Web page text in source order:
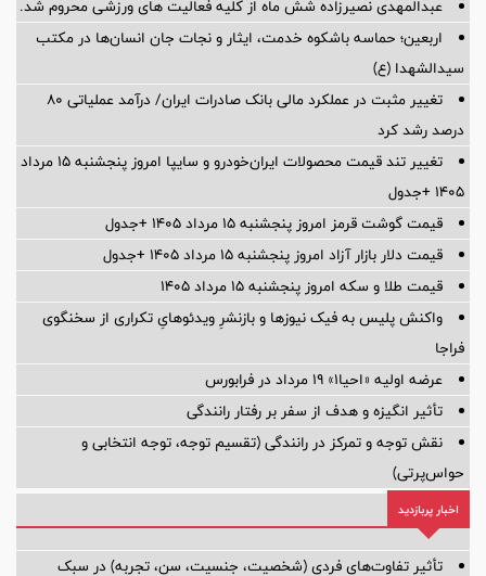
عبدالمهدی نصیرزاده شش ماه از کلیه فعالیت های ورزشی محروم شد.
اربعین؛ حماسه باشکوه خدمت، ایثار و نجات جان انسان‌ها در مکتب
سیدالشهدا (ع)
تغییر مثبت در عملکرد مالی بانک صادرات ایران/ درآمد عملیاتی 80
درصد رشد کرد
تغییر تند قیمت محصولات ایران‌خودرو و سایپا امروز پنجشنبه ۱۵ مرداد
۱۴۰۵ +جدول
قیمت گوشت قرمز امروز پنجشنبه ۱۵ مرداد ۱۴۰۵ +جدول
قیمت دلار بازار آزاد امروز پنجشنبه ۱۵ مرداد ۱۴۰۵ +جدول
قیمت طلا و سکه امروز پنجشنبه ۱۵ مرداد ۱۴۰۵
واکنش پلیس به فیک نیوزها و بازنشرِ ویدئوهایِ تکراری از سخنگوی
فراجا
عرضه اولیه «احیا۱» ۱۹ مرداد در فرابورس
تأثیر انگیزه و هدف از سفر بر رفتار رانندگی
نقش توجه و تمرکز در رانندگی (تقسیم توجه، توجه انتخابی و
حواس‌پرتی)
اخبار پربازدید
تأثیر تفاوت‌های فردی (شخصیت، جنسیت، سن، تجربه) در سبک